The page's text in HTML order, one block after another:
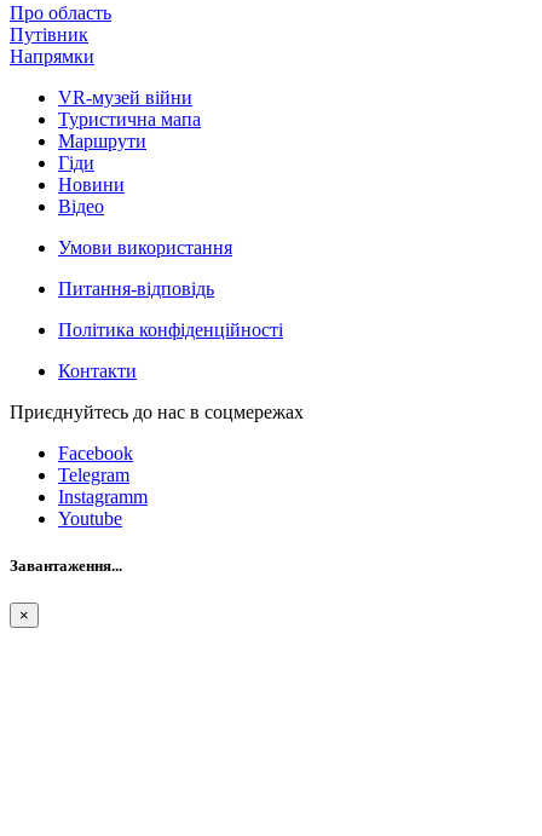
Про область
Путівник
Напрямки
VR-музей війни
Туристична мапа
Маршрути
Гіди
Новини
Відео
Умови використання
Питання-відповідь
Політика конфіденційності
Контакти
Приєднуйтесь до нас в соцмережах
Facebook
Telegram
Instagramm
Youtube
Завантаження...
×